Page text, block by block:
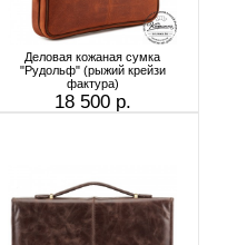
Деловая кожаная сумка
"Рудольф" (рыжий крейзи
фактура)
18 500 р.